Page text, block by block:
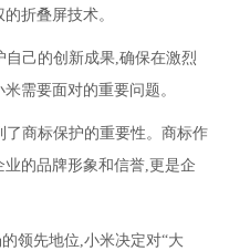
折叠屏技术。
己的创新成果,确保在激烈
需要面对的重要问题。
了商标保护的重要性。商标作
的品牌形象和信誉,更是企
领先地位,小米决定对“大